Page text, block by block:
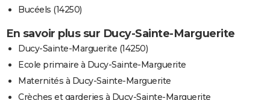
Bucéels (14250)
En savoir plus sur Ducy-Sainte-Marguerite
Ducy-Sainte-Marguerite (14250)
Ecole primaire à Ducy-Sainte-Marguerite
Maternités à Ducy-Sainte-Marguerite
Crèches et garderies à Ducy-Sainte-Marguerite